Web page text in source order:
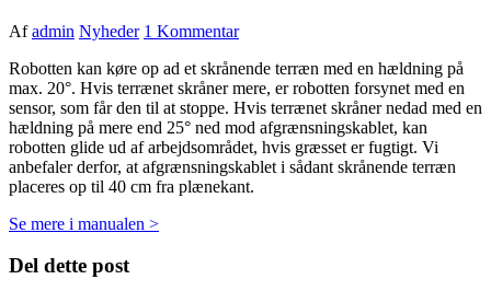
Afadmin Nyheder 1 Kommentar
Robotten kan køre op ad et skrånende terræn med en hældning på
max. 20°. Hvis terrænet skråner mere, er robotten forsynet med en
sensor, som får den til at stoppe. Hvis terrænet skråner nedad med en
hældning på mere end 25° ned mod afgrænsningskablet, kan
robotten glide ud af arbejdsområdet, hvis græsset er fugtigt. Vi
anbefaler derfor, at afgrænsningskablet i sådant skrånende terræn
placeres op til 40 cm fra plænekant.
Se mere i manualen >
Del dette post